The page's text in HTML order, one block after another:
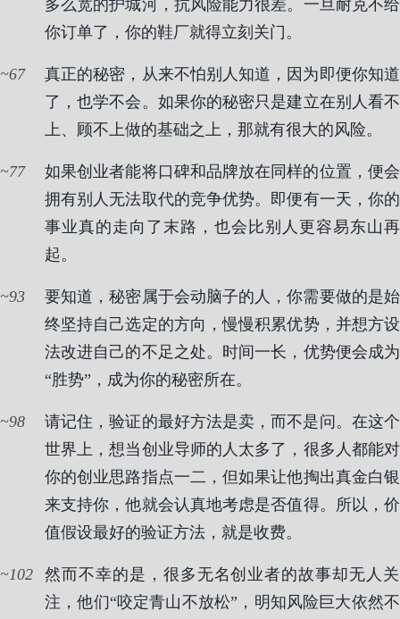
多么宽的护城河，抗风险能力很差。一旦耐克不给
你订单了，你的鞋厂就得立刻关门。
67
真正的秘密，从来不怕别人知道，因为即便你知道
了，也学不会。如果你的秘密只是建立在别人看不
上、顾不上做的基础之上，那就有很大的风险。
77
如果创业者能将口碑和品牌放在同样的位置，便会
拥有别人无法取代的竞争优势。即便有一天，你的
事业真的走向了末路，也会比别人更容易东山再
起。
93
要知道，秘密属于会动脑子的人，你需要做的是始
终坚持自己选定的方向，慢慢积累优势，并想方设
法改进自己的不足之处。时间一长，优势便会成为
“胜势”，成为你的秘密所在。
98
请记住，验证的最好方法是卖，而不是问。在这个
世界上，想当创业导师的人太多了，很多人都能对
你的创业思路指点一二，但如果让他掏出真金白银
来支持你，他就会认真地考虑是否值得。所以，价
值假设最好的验证方法，就是收费。
102
然而不幸的是，很多无名创业者的故事却无人关
注，他们“咬定青山不放松”，明知风险巨大依然不